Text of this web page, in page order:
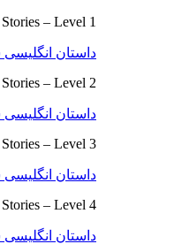
– Level 1
داستان انگلیسی
– Level 2
داستان انگلیسی
– Level 3
داستان انگلیسی
– Level 4
داستان انگلیسی